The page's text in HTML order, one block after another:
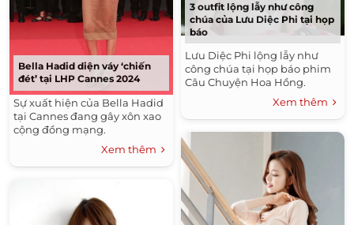
Bella Hadid diện váy ‘chiến
đét’ tại LHP Cannes 2024
Sự xuất hiện của Bella Hadid
tại Cannes đang gây xôn xao
cộng đồng mạng.
Xem thêm
3 outfit lộng lẫy như công
chúa của Lưu Diệc Phi tại họp
báo
Lưu Diệc Phi lộng lẫy như
công chúa tại họp báo phim
Câu Chuyện Hoa Hồng.
Xem thêm